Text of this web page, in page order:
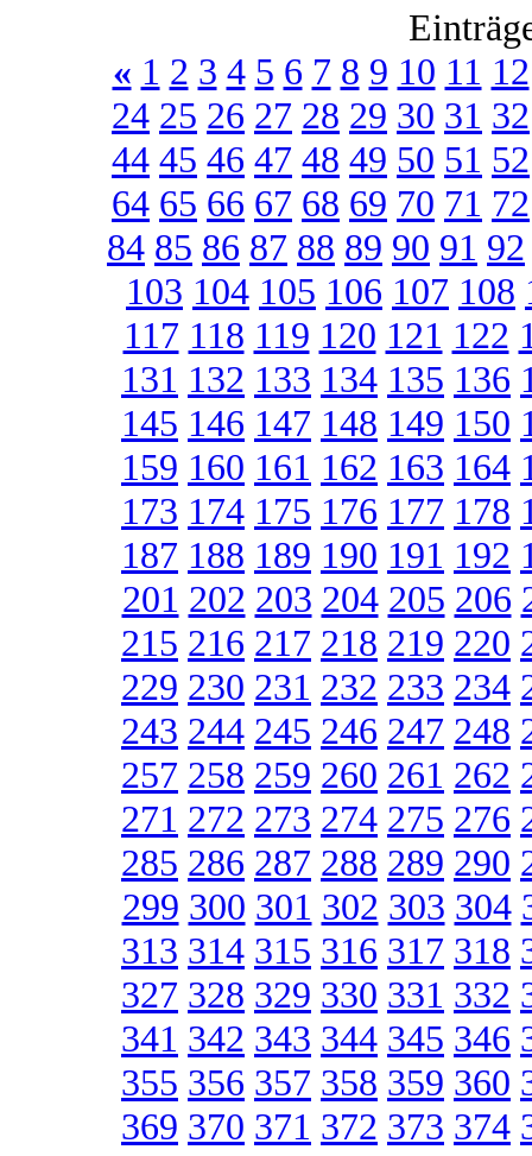
« 1 2 3 4 5 6 7 8 9 10 11 12
24 25 26 27 28 29 30 31 32
44 45 46 47 48 49 50 51 52
64 65 66 67 68 69 70 71 72
84 85 86 87 88 89 90 91 92
103 104 105 106 107 108
117 118 119 120 121 122
131 132 133 134 135 136
145 146 147 148 149 150
159 160 161 162 163 164
173 174 175 176 177 178
187 188 189 190 191 192
201 202 203 204 205 206
215 216 217 218 219 220
229 230 231 232 233 234
243 244 245 246 247 248
257 258 259 260 261 262
271 272 273 274 275 276
285 286 287 288 289 290
299 300 301 302 303 304
313 314 315 316 317 318
327 328 329 330 331 332
341 342 343 344 345 346
355 356 357 358 359 360
369 370 371 372 373 374